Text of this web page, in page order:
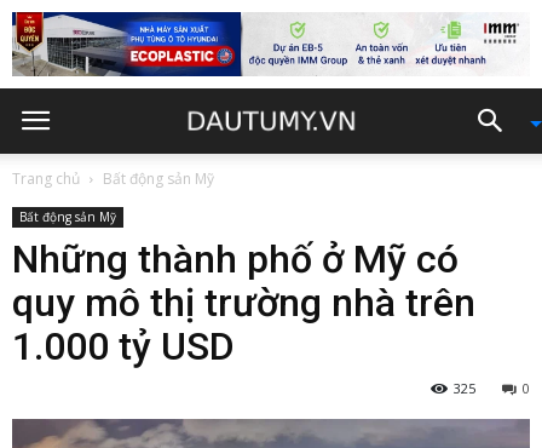
Trang chủ Bất động sản Mỹ
Bất động sản Mỹ
Những thành phố ở Mỹ có
quy mô thị trường nhà trên
1.000 tỷ USD
0
325